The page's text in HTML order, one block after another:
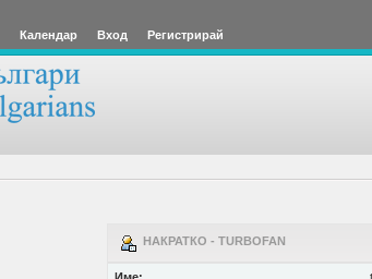
Календар Вход Регистрирай
НАКРАТКО - TURBOFAN